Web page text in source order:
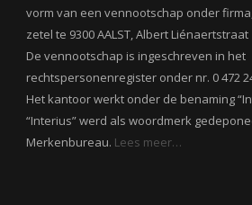
vorm van een vennootschap onder
zetel te 9300 AALST, Albert Liénaertstraat
De vennootschap is ingeschreven in het
rechtspersonenregister onder nr. 0 472
Het kantoor werkt onder de benaming
“Interius” werd als woordmerk
Merkenbureau. Lees meer…